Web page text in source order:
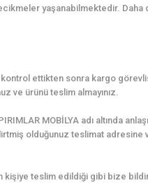
yaşanabilmektedir.
ettikten sonra kargo
ve ürünü teslim almayınız.
MOBİLYA adı altında
olduğunuz teslimat
kişiye teslim edildiği gibi bize